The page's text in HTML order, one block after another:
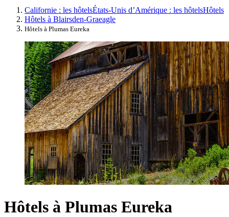
Californie : les hôtelsÉtats-Unis d’Amérique : les hôtelsHôtels
Hôtels à Blairsden-Graeagle
Hôtels à Plumas Eureka
Hôtels à Plumas Eureka